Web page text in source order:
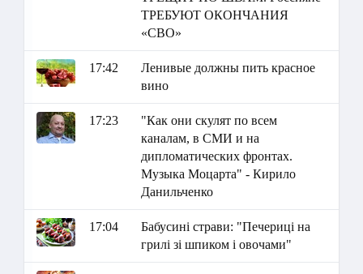
ТРЕБУЮТ ОКОНЧАНИЯ
«СВО»
17:42
Ленивые должны пить красное
вино
17:23
"Как они скулят по всем
каналам, в СМИ и на
дипломатических фронтах.
Музыка Моцарта" - Кирило
Данильченко
17:04
Бабусині страви: "Печериці на
грилі зі шпиком і овочами"